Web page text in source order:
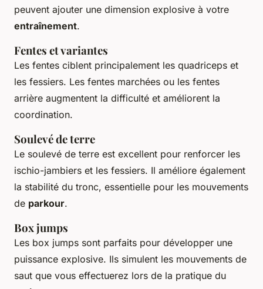
peuvent ajouter une dimension explosive à votre
entraînement.
Fentes et variantes
Les fentes ciblent principalement les quadriceps et
les fessiers. Les fentes marchées ou les fentes
arrière augmentent la difficulté et améliorent la
coordination.
Soulevé de terre
Le soulevé de terre est excellent pour renforcer les
ischio-jambiers et les fessiers. Il améliore également
la stabilité du tronc, essentielle pour les mouvements
de parkour.
Box jumps
Les box jumps sont parfaits pour développer une
puissance explosive. Ils simulent les mouvements de
saut que vous effectuerez lors de la pratique du